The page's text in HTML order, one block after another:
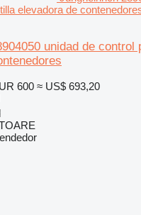
elevadora de
unidad de control
600 ≈ US$ 693,20